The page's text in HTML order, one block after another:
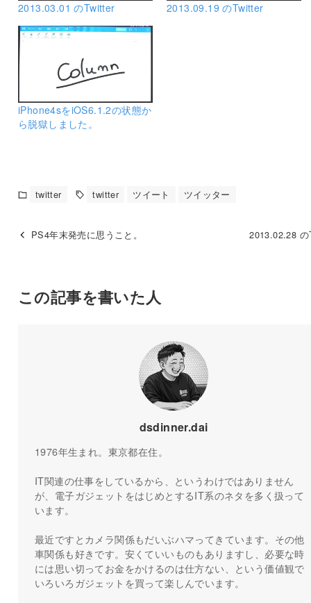
2013.03.01 のTwitter 2013.09.19 のTwitter
iPhone4sをiOS6.1.2の状態か
ら脱獄しました。
twitter twitter ツイート ツイッター
PS4年末発売に思うこと。 2013.02.28
この記事を書いた人
dsdinner.dai
1976年生まれ。東京都在住。
IT関連の仕事をしているから、というわけではありません
が、電子ガジェットをはじめとするIT系のネタを多く扱って
います。
最近ですとカメラ関係もだいぶハマってきています。その他
車関係も好きです。安くていいものもありますし、必要な時
には思い切ってお金をかけるのは仕方ない、という価値観で
いろいろガジェットを買って楽しんでいます。